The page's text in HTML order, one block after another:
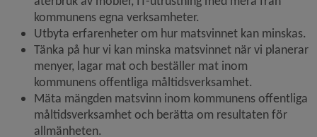
kommunens egna verksamheter.
Utbyta erfarenheter om hur matsvinnet kan minskas.
Tänka på hur vi kan minska matsvinnet när vi planerar
menyer, lagar mat och beställer mat inom
kommunens offentliga måltidsverksamhet.
Mäta mängden matsvinn inom kommunens offentliga
måltidsverksamhet och berätta om resultaten för
allmänheten.